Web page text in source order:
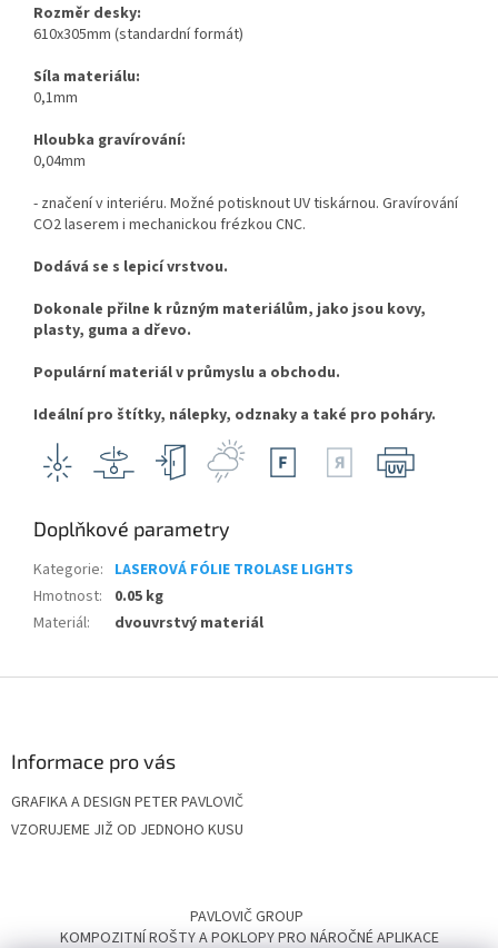
Rozměr desky:
610x305mm (standardní formát)
Síla materiálu:
0,1mm
Hloubka gravírování:
0,04mm
- značení v interiéru. Možné potisknout UV tiskárnou. Gravírování
CO2 laserem i mechanickou frézkou CNC.
Dodává se s lepicí vrstvou.
Dokonale přilne k různým materiálům, jako jsou kovy,
plasty, guma a dřevo.
Populární materiál v průmyslu a obchodu.
Ideální pro štítky, nálepky, odznaky a také pro poháry.
Doplňkové parametry
Kategorie: LASEROVÁ FÓLIE TROLASE LIGHTS
Hmotnost:
0.05 kg
Materiál: dvouvrstvý materiál
Informace pro vás
GRAFIKA A DESIGN PETER PAVLOVIČ
VZORUJEME JIŽ OD JEDNOHO KUSU
PAVLOVIČ GROUP
KOMPOZITNÍ ROŠTY A POKLOPY PRO NÁROČNÉ APLIKACE